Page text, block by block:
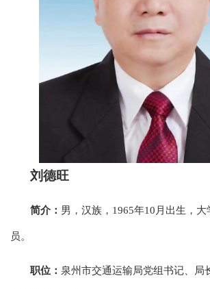
刘德旺
简介： 男，汉族，1965年10月出生，
员。
职位： 泉州市交通运输局党组书记、局